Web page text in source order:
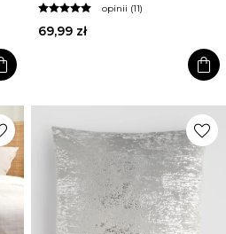
opinii (11)
69,99 zł
shopping_bag
favorite